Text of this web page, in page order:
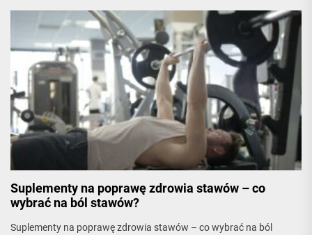
Suplementy na poprawę zdrowia stawów – co
wybrać na ból stawów?
Suplementy na poprawę zdrowia stawów – co wybrać na ból